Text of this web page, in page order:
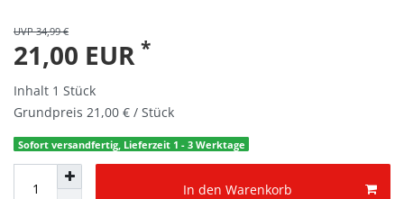
UVP 34,99 €
21,00 EUR *
Inhalt 1 Stück
Grundpreis 21,00 € / Stück
Sofort versandfertig, Lieferzeit 1 - 3 Werktage
In den Warenkorb